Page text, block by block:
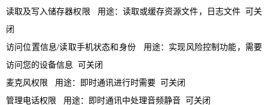
读取及写入储存器权限 用途：读取或缓存资源文件，日志文件 可关
闭
访问位置信息/读取手机状态和身份 用途：实现风险控制功能，需要
访问您的设备信息 可关闭
麦克风权限 用途：即时通讯进行时需要 可关闭
管理电话权限 用途：即时通讯中处理音频静音 可关闭